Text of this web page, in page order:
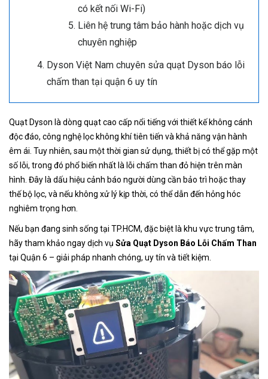
có kết nối Wi-Fi)
Liên hệ trung tâm bảo hành hoặc dịch vụ
chuyên nghiệp
Dyson Việt Nam chuyên sửa quạt Dyson báo lỗi
chấm than tại quận 6 uy tín
Quạt Dyson là dòng quạt cao cấp nổi tiếng với thiết kế không cánh
độc đáo, công nghệ lọc không khí tiên tiến và khả năng vận hành
êm ái. Tuy nhiên, sau một thời gian sử dụng, thiết bị có thể gặp một
số lỗi, trong đó phổ biến nhất là lỗi chấm than đỏ hiện trên màn
hình. Đây là dấu hiệu cảnh báo người dùng cần bảo trì hoặc thay
thế bộ lọc, và nếu không xử lý kịp thời, có thể dẫn đến hỏng hóc
nghiêm trọng hơn.
Nếu bạn đang sinh sống tại TP.HCM, đặc biệt là khu vực trung tâm,
hãy tham khảo ngay dịch vụ Sửa Quạt Dyson Báo Lỗi Chấm Than
tại Quận 6 – giải pháp nhanh chóng, uy tín và tiết kiệm.